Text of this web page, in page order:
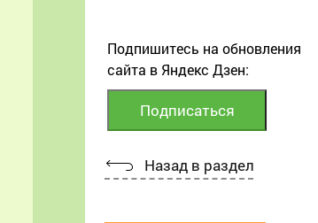
Подпишитесь на обновления
сайта в Яндекс Дзен:
Назад в раздел